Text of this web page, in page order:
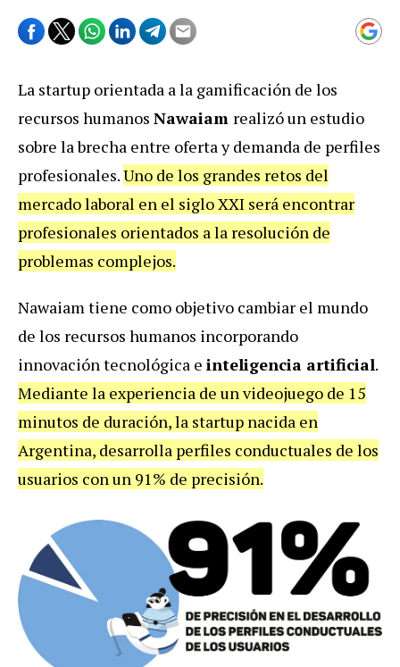
La startup orientada a la gamificación de los
recursos humanos Nawaiam realizó un estudio
sobre la brecha entre oferta y demanda de perfiles
profesionales.Uno de los grandes retos del
mercado laboral en el siglo XXI será encontrar
profesionales orientados a la resolución de
problemas complejos.
Nawaiam tiene como objetivo cambiar el mundo
de los recursos humanos incorporando
innovación tecnológica e inteligencia artificial.
Mediante la experiencia de un videojuego de 15
minutos de duración, la startup nacida en
Argentina, desarrolla perfiles conductuales de los
usuarios con un 91% de precisión.